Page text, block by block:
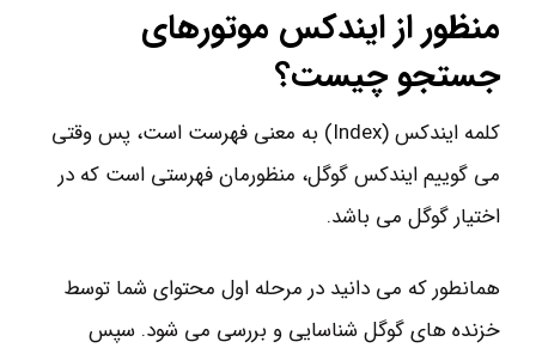
منظور از ایندکس موتورهای
جستجو چیست؟
کلمه ایندکس (Index) به معنی فهرست است، پس وقتی
می گوییم ایندکس گوگل، منظورمان فهرستی است که در
اختیار گوگل می باشد.
همانطور که می دانید در مرحله اول محتوای شما توسط
خزنده های گوگل شناسایی و بررسی می شود. سپس